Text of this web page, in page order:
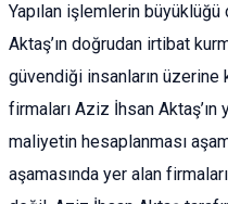
Yapılan işlemlerin büyüklüğü
Aktaş’ın doğrudan irtibat
güvendiği insanların üzerine
firmaları Aziz İhsan
maliyetin hesaplanması
aşamasında yer alan